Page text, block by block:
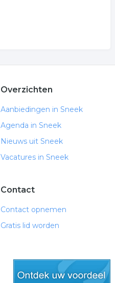
Overzichten
Aanbiedingen in Sneek
Agenda in Sneek
Nieuws uit Sneek
Vacatures in Sneek
Contact
Contact opnemen
Gratis lid worden